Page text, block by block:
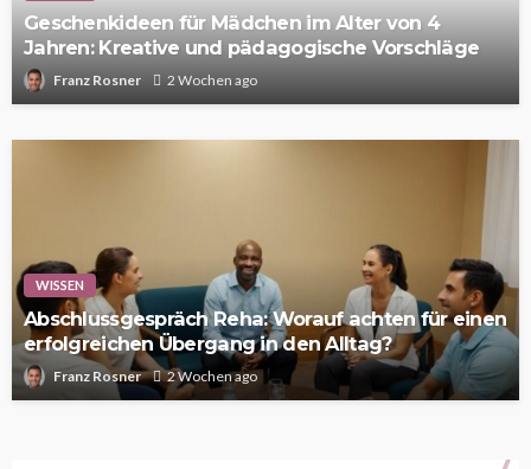
Geschenkideen für Mädchen im Alter von 4
Jahren: Kreative und pädagogische Vorschläge
Franz Rosner 2 Wochen ago
WISSEN
Abschlussgespräch Reha: Worauf achten für einen
erfolgreichen Übergang in den Alltag?
Franz Rosner 2 Wochen ago